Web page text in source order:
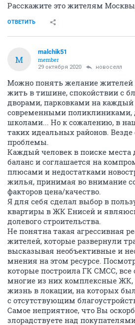
Расскажите это жителям
ОТВЕТИТЬ
M
malchik51
member
29 октября 2020 новоселл
Можно понять желание
жить в тишине, спокойствии с
дворами, парковками на каждый
современными поликлиниками,
школами... Но к сожалению, в
таких идеальных районов. Везде
проблемы.
Каждый человек в поиске
баланс и соглашается на
плюсами и недостатками
жилья, принимая во внимание
факторов цена/качество.
Я для себя сделал выбор в
квартиры в ЖК Енисей и
долевого строительства.
Не понятна такая агрессивная
жителей, которые развернули
высказывая необъективные и
мнения на этом ресурсе.
которые построила ГК СМСС, все
многие из них комплексные ЖК,
жизнь в локации, на которых
с отсутствующим
Самое неприятное, что Вы
злорадствуете над